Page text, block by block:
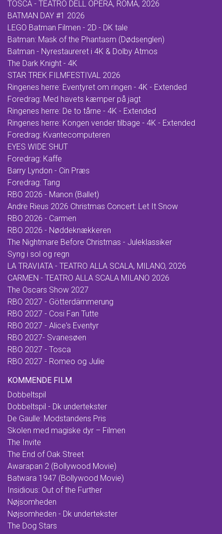
TOSCA - TEATRO DELL OPERA, ROMA, 2026
BATMAN DAY #1 2026
LEGO Batman Filmen - 2D - DK tale
Batman: Mask of the Phantasm (Dødsenglen)
Batman - Nyrestaureret i 4K & Dolby Atmos
The Dark Knight - 4K
STAR TREK FILMFESTIVAL 2026
Ringenes herre: Eventyret om ringen - 4K - Extended
Foredrag: Med havets kæmper på jagt
Ringenes herre: De to tårne - 4K - Extended
Ringenes herre: Kongen vender tilbage - 4K - Extended
Foredrag: Kvantecomputeren
EYES WIDE SHUT
Foredrag: Kaffe
Barry Lyndon - Cin Præs
Foredrag: Tang
RBO 2026 - Manon (Ballet)
Andre Rieus 2026 Christmas Concert: Let It Snow
RBO 2026 - Carmen
RBO 2026 - Nøddeknækkeren
The Nightmare Before Christmas - Juleklassiker
Syng i sol og regn
LA TRAVIATA - TEATRO ALLA SCALA, MILANO, 2026
CARMEN - TEATRO ALLA SCALA MILANO 2026
The Oscars Show 2027
RBO 2027 - Götterdämmerung
RBO 2027 - Cosi Fan Tutte
RBO 2027 - Alice's Eventyr
RBO 2027- Svanesøen
RBO 2027 - Tosca
RBO 2027 - Romeo og Julie
KOMMENDE FILM
Dobbeltspil
Dobbeltspil - Dk undertekster
De Gaulle: Modstandens Pris
Skolen med magiske dyr – Filmen
The Invite
The End of Oak Street
Awarapan 2 (Bollywood Movie)
Batwara 1947 (Bollywood Movie)
Insidious: Out of the Further
Nøjsomheden
Nøjsomheden - Dk undertekster
The Dog Stars